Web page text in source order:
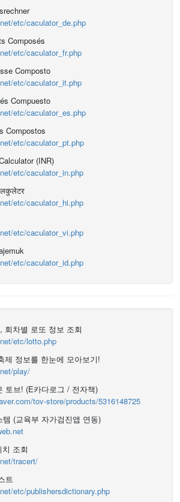
etc/caculator_de.php
Composés
etc/caculator_fr.php
Composto
etc/caculator_it.php
Compuesto
etc/caculator_es.php
Compostos
etc/caculator_pt.php
(INR)
etc/caculator_in.php
etc/caculator_hi.php
etc/caculator_vi.php
etc/caculator_id.php
회차별 로또 정보 조회
etc/lotto.php
제 정보를 한눈에 모아보기!
play/
토브! (E카다로그 / 전자책)
tov-store/products/5316148725
(교육부 자가검진앱 연동)
조회
tracert/
트
etc/publishersdictionary.php